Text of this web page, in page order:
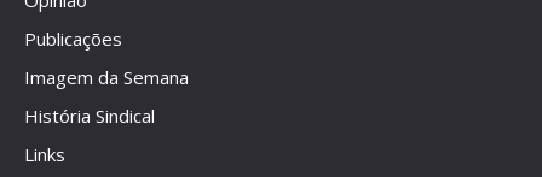
Publicações
Imagem da Semana
História Sindical
Links